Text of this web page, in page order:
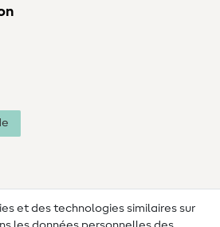
et des technologies similaires sur